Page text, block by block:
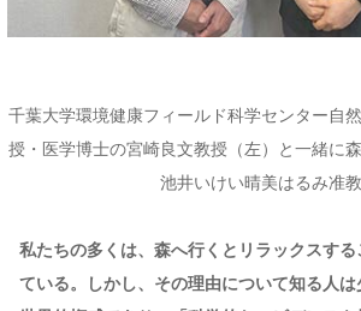
千葉大学環境健康フィールド科学センター自
授・医学博士の宮崎良文教授（左）と一緒に
池井いけい晴美はるみ准
私たちの多くは、森へ行くとリラックスす
ている。しかし、その理由について知る人